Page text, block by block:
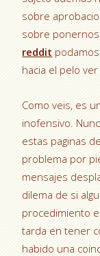
sobre
sobre
reddit
hacia el pelo
Como veis, es
inofensivo.
estas paginas
problema por
mensajes
dilema de si
procedimiento
tarda en tener
habido una